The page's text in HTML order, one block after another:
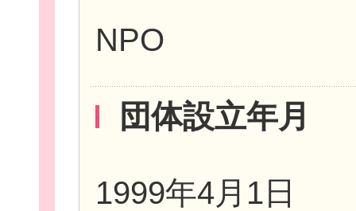
お役立ち情報
相談窓口一覧
NPO
団体設立年月
1999年4月1日